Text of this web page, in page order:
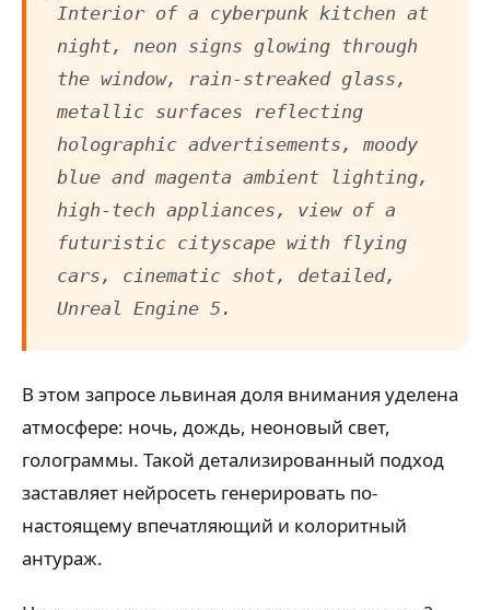
Interior of a cyberpunk kitchen at
night, neon signs glowing through
the window, rain-streaked glass,
metallic surfaces reflecting
holographic advertisements, moody
blue and magenta ambient lighting,
high-tech appliances, view of a
futuristic cityscape with flying
cars, cinematic shot, detailed,
Unreal Engine 5.
В этом запросе львиная доля внимания уделена
атмосфере: ночь, дождь, неоновый свет,
голограммы. Такой детализированный подход
заставляет нейросеть генерировать по-
настоящему впечатляющий и колоритный
антураж.